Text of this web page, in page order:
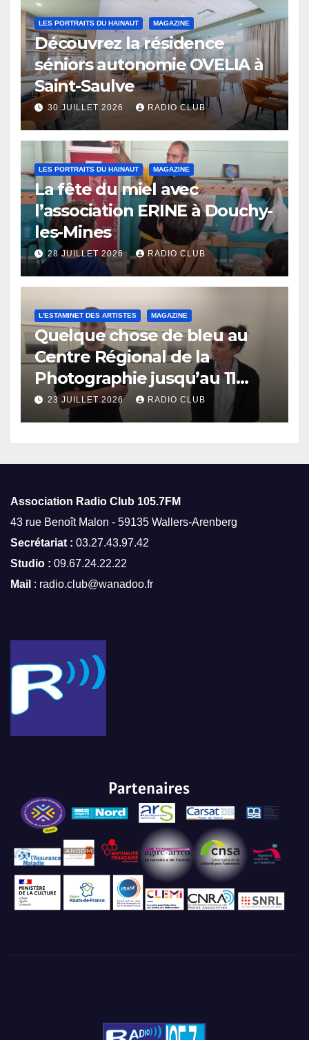
LES PORTRAITS DU HAINAUT MAGAZINE
Découvrez la résidence
séniors autonomie OVELIA à
Saint-Saulve
30 JUILLET 2026 RADIO CLUB
LES PORTRAITS DU HAINAUT MAGAZINE
La fête du miel avec
l’association ERINE à Douchy-
les-Mines
28 JUILLET 2026 RADIO CLUB
L'ESTAMINET DES ARTISTES MAGAZINE
Quelque chose de bleu au
Centre Régional de la
Photographie jusqu’au 11
octobre
23 JUILLET 2026 RADIO CLUB
Association Radio Club 105.7FM
43 rue Benoît Malon - 59135 Wallers-Arenberg
Secrétariat : 03.27.43.97.42
Studio : 09.67.24.22.22
Mail : radio.club@wanadoo.fr